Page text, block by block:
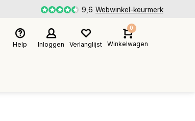
9,6 Webwinkel-keurmerk
Help Inloggen Verlanglijst
0
Winkelwagen